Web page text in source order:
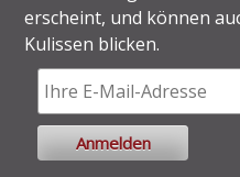
erscheint, und können
Kulissen blicken.